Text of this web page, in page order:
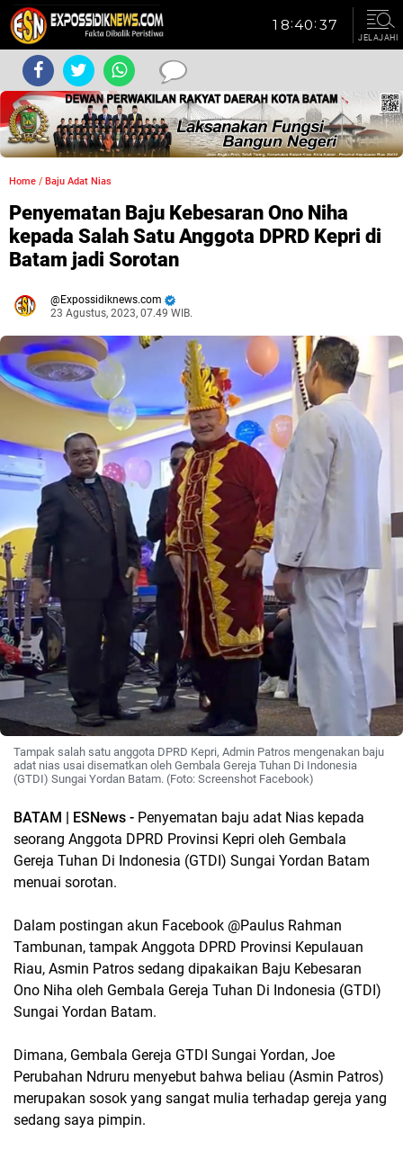
JELAJAHI
Home / Baju Adat Nias
Penyematan Baju Kebesaran Ono Niha
kepada Salah Satu Anggota DPRD Kepri di
Batam jadi Sorotan
Expossidiknews.com
23 Agustus, 2023, 07.49 WIB.
Tampak salah satu anggota DPRD Kepri, Admin Patros mengenakan baju
adat nias usai disematkan oleh Gembala Gereja Tuhan Di Indonesia
(GTDI) Sungai Yordan Batam. (Foto: Screenshot Facebook)
BATAM | ESNews - Penyematan baju adat Nias kepada
seorang Anggota DPRD Provinsi Kepri oleh Gembala
Gereja Tuhan Di Indonesia (GTDI) Sungai Yordan Batam
menuai sorotan.
Dalam postingan akun Facebook @Paulus Rahman
Tambunan, tampak Anggota DPRD Provinsi Kepulauan
Riau, Asmin Patros sedang dipakaikan Baju Kebesaran
Ono Niha oleh Gembala Gereja Tuhan Di Indonesia (GTDI)
Sungai Yordan Batam.
Dimana, Gembala Gereja GTDI Sungai Yordan, Joe
Perubahan Ndruru menyebut bahwa beliau (Asmin Patros)
merupakan sosok yang sangat mulia terhadap gereja yang
sedang saya pimpin.